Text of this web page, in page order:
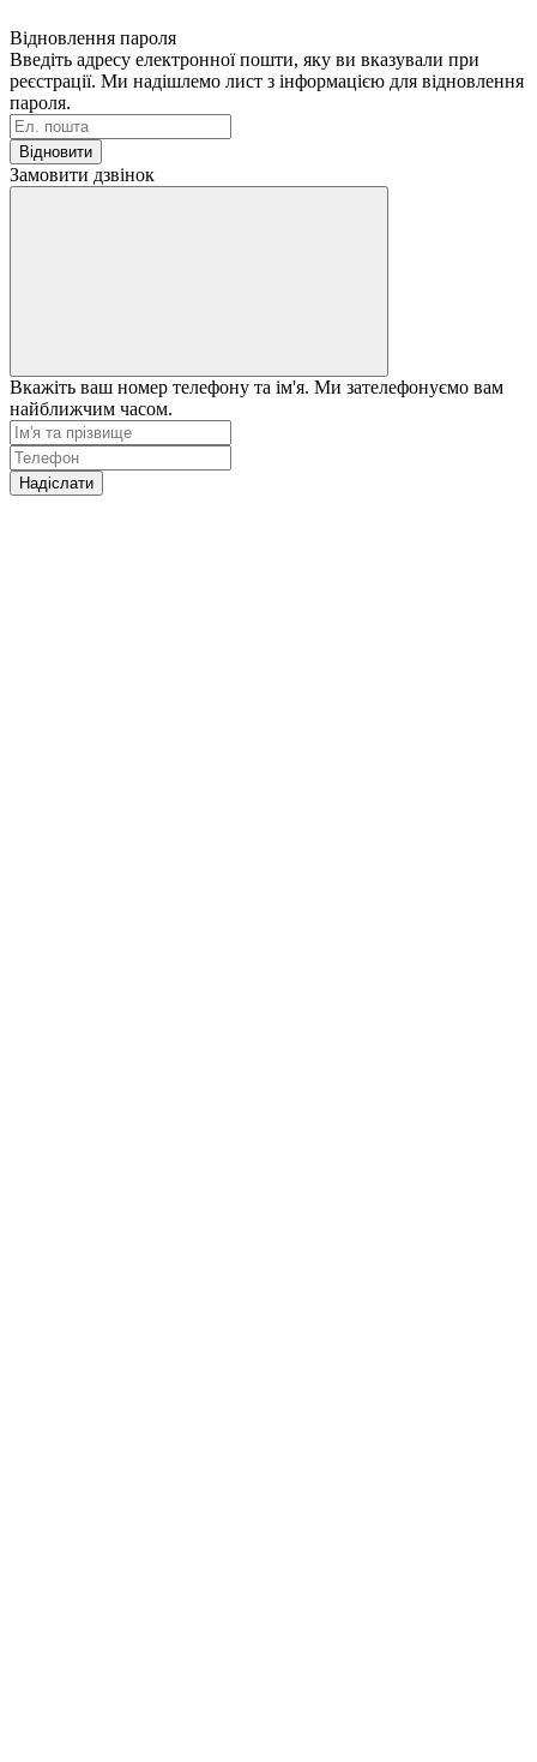
Відновлення пароля
Введіть адресу електронної пошти, яку ви вказували при
реєстрації. Ми надішлемо лист з інформацією для відновлення
пароля.
Відновити
Замовити дзвінок
Вкажіть ваш номер телефону та ім'я. Ми зателефонуємо вам
найближчим часом.
Надіслати